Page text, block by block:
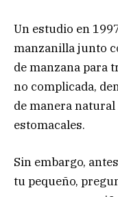
Un estudio en
manzanilla junto
de manzana para
no complicada,
de manera
estomacales.
Sin embargo,
tu pequeño,